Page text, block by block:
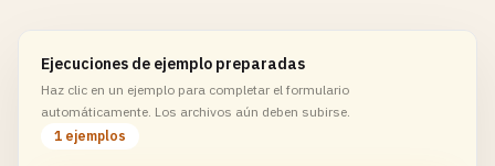
Ejecuciones de ejemplo preparadas
Haz clic en un ejemplo para completar el formulario
automáticamente. Los archivos aún deben subirse.
1 ejemplos